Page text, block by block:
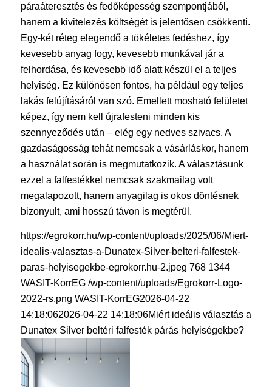
páraáteresztés és fedőképesség szempontjából,
hanem a kivitelezés költségét is jelentősen csökkenti.
Egy-két réteg elegendő a tökéletes fedéshez, így
kevesebb anyag fogy, kevesebb munkával jár a
felhordása, és kevesebb idő alatt készül el a teljes
helyiség. Ez különösen fontos, ha például egy teljes
lakás felújításáról van szó. Emellett mosható felületet
képez, így nem kell újrafesteni minden kis
szennyeződés után – elég egy nedves szivacs. A
gazdaságosság tehát nemcsak a vásárláskor, hanem
a használat során is megmutatkozik. A választásunk
ezzel a falfestékkel nemcsak szakmailag volt
megalapozott, hanem anyagilag is okos döntésnek
bizonyult, ami hosszú távon is megtérül.
https://egrokorr.hu/wp-content/uploads/2025/06/Miert-
idealis-valasztas-a-Dunatex-Silver-belteri-falfestek-
paras-helyisegekbe-egrokorr.hu-2.jpeg 768 1344
WASIT-KorrEG /wp-content/uploads/Egrokorr-Logo-
2022-rs.png WASIT-KorrEG2026-04-22
14:18:062026-04-22 14:18:06Miért ideális választás a
Dunatex Silver beltéri falfesték párás helyiségekbe?